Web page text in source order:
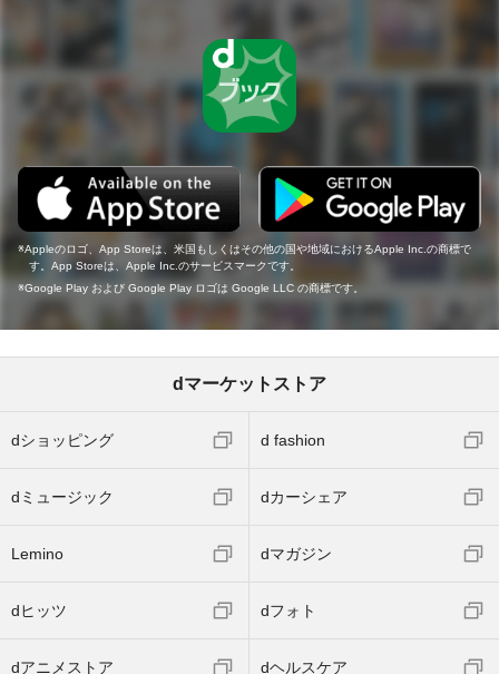
Appleのロゴ、App Storeは、米国もしくはその他の国や地域におけるApple Inc.の商標で
す。App Storeは、Apple Inc.のサービスマークです。
Google Play および Google Play ロゴは Google LLC の商標です。
dマーケットストア
dショッピング d fashion
dミュージック dカーシェア
Lemino dマガジン
dヒッツ dフォト
dアニメストア dヘルスケア